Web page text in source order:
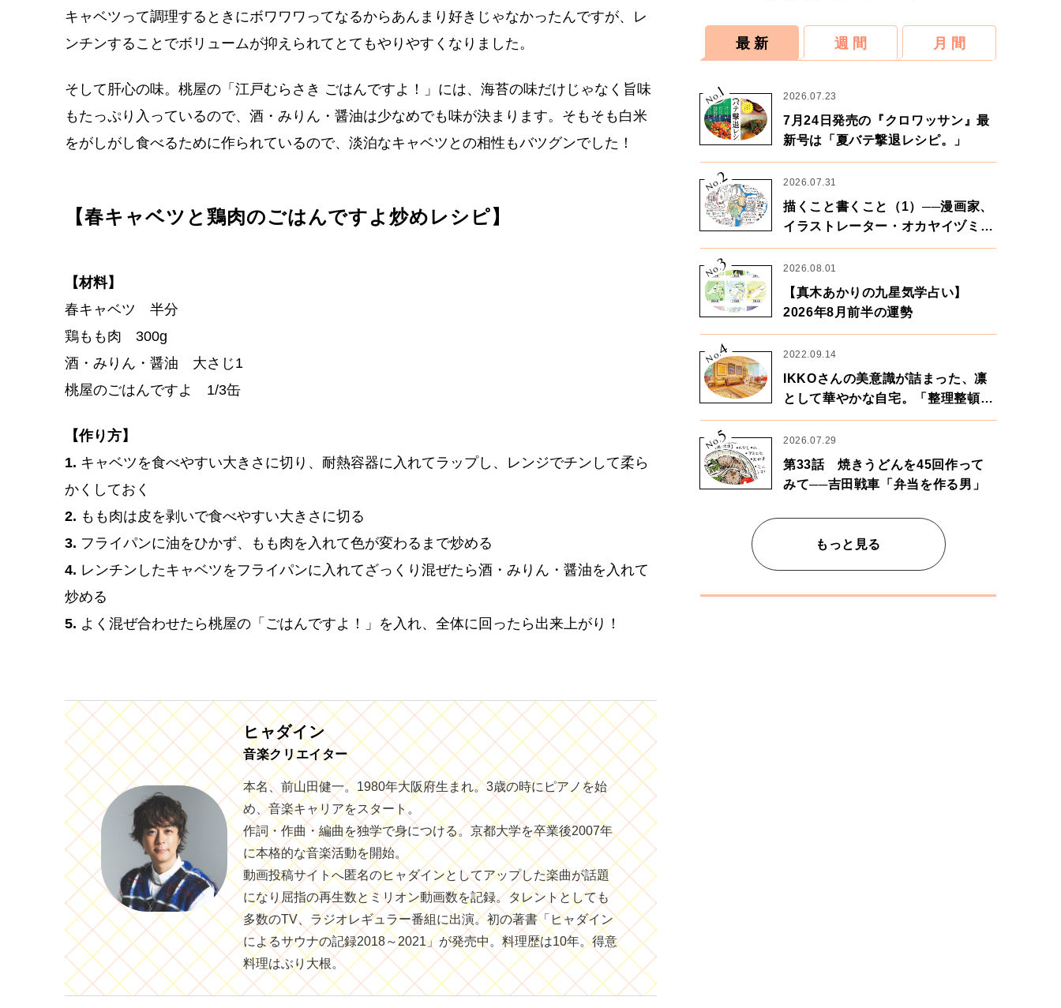
キャベツって調理するときにボワワワってなるからあんまり好きじゃなかったんですが、レ
ンチンすることでボリュームが抑えられてとてもやりやすくなりました。
そして肝心の味。桃屋の「江戸むらさき ごはんですよ！」には、海苔の味だけじゃなく旨味
もたっぷり入っているので、酒・みりん・醤油は少なめでも味が決まります。そもそも白米
をがしがし食べるために作られているので、淡泊なキャベツとの相性もバツグンでした！
【春キャベツと鶏肉のごはんですよ炒めレシピ】
【材料】
春キャベツ 半分
鶏もも肉 300g
酒・みりん・醤油 大さじ1
桃屋のごはんですよ 1/3缶
【作り方】
1. キャベツを食べやすい大きさに切り、耐熱容器に入れてラップし、レンジでチンして柔ら
かくしておく
2. もも肉は皮を剥いで食べやすい大きさに切る
3. フライパンに油をひかず、もも肉を入れて色が変わるまで炒める
4. レンチンしたキャベツをフライパンに入れてざっくり混ぜたら酒・みりん・醤油を入れて
炒める
5. よく混ぜ合わせたら桃屋の「ごはんですよ！」を入れ、全体に回ったら出来上がり！
ヒャダイン
音楽クリエイター
本名、前山田健一。1980年大阪府生まれ。3歳の時にピアノを始
め、音楽キャリアをスタート。
作詞・作曲・編曲を独学で身につける。京都大学を卒業後2007年
に本格的な音楽活動を開始。
動画投稿サイトへ匿名のヒャダインとしてアップした楽曲が話題
になり屈指の再生数とミリオン動画数を記録。タレントとしても
多数のTV、ラジオレギュラー番組に出演。初の著書「ヒャダイン
によるサウナの記録2018～2021」が発売中。料理歴は10年。得意
料理はぶり大根。
最 新 週 間 月 間
No.
1 2026.07.23
7月24日発売の『クロワッサン』最
新号は「夏バテ撃退レシピ。」
No.2 2026.07.31
描くこと書くこと（1）──漫画家、
イラストレーター・オカヤイヅミさ
ん×漫画家・鶴谷香央理さん
No.
3 2026.08.01
【真木あかりの九星気学占い】
2026年8月前半の運勢
No.
4 2022.09.14
IKKOさんの美意識が詰まった、凛
として華やかな自宅。「整理整頓は
心のリズムが乱されないための作
業」。
No.
5 2026.07.29
第33話 焼きうどんを45回作って
みて──吉田戦車「弁当を作る男」
もっと見る